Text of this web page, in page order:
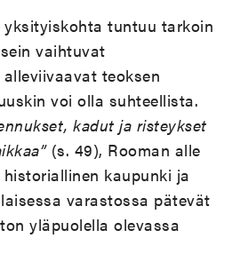
yksityiskohta tuntuu tarkoin
vaihtuvat
teoksen
voi olla suhteellista.
kadut ja risteykset
(s. 49), Rooman alle
kaupunki ja
varastossa pätevät
yläpuolella olevassa